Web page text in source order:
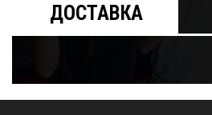
ДОСТАВКА